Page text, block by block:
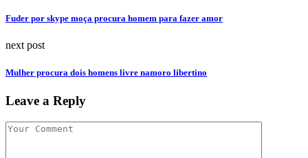
Fuder por skype moça procura homem para fazer amor
next post
Mulher procura dois homens livre namoro libertino
Leave a Reply